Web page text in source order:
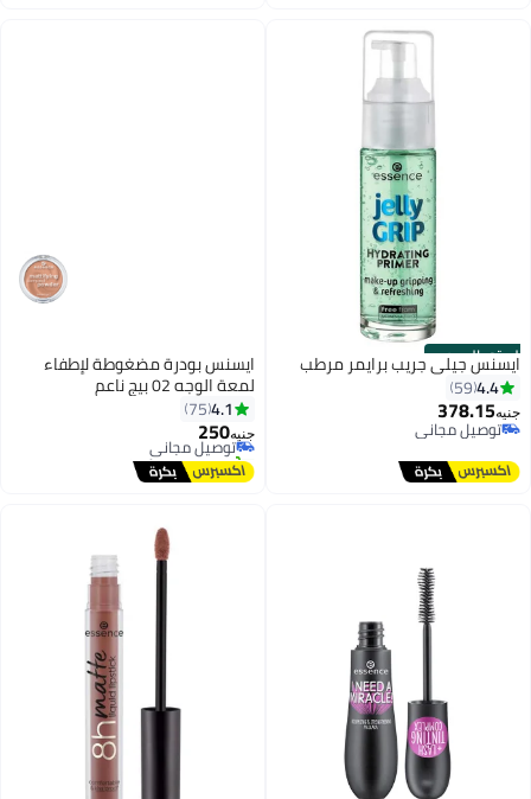
الستور الرسمي
ايسنس جيلي جريب برايمر مرطب
4.4
59
جنيه378.15
توصيل مجاني
توصيل مجاني
ايسنس بودرة مضغوطة لإطفاء
لمعة الوجه 02 بيج ناعم
4.1
75
جنيه250
توصيل مجاني
تم بيع +40 مؤخرًا
توصيل مجاني